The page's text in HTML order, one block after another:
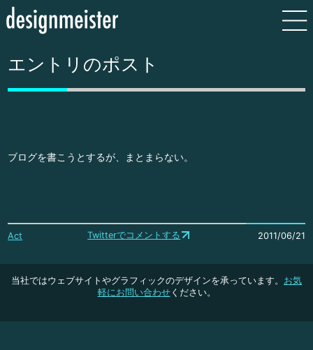
エントリのポスト
ブログを書こうとするが、まとまらない。
Act Twitterでコメントする 2011/06/21
当社ではウェブサイトやグラフィックのデザインを承っています。 お気
軽にお問い合わせください。